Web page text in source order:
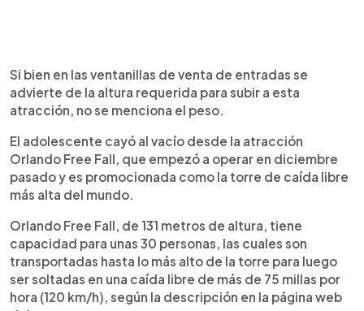
Si bien en las ventanillas de venta de entradas se
advierte de la altura requerida para subir a esta
atracción, no se menciona el peso.
El adolescente cayó al vacío desde la atracción
Orlando Free Fall, que empezó a operar en diciembre
pasado y es promocionada como la torre de caída libre
más alta del mundo.
Orlando Free Fall, de 131 metros de altura, tiene
capacidad para unas 30 personas, las cuales son
transportadas hasta lo más alto de la torre para luego
ser soltadas en una caída libre de más de 75 millas por
hora (120 km/h), según la descripción en la página web